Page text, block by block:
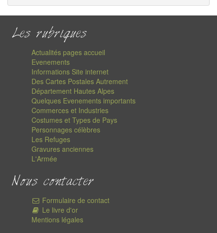
Les rubriques
Actualités pages accueil
Evenements
Informations Site internet
Des Cartes Postales Autrement
Département Hautes Alpes
Quelques Evenements importants
Commerces et Industries
Costumes et Types de Pays
Personnages célèbres
Les Refuges
Gravures anciennes
L'Armée
Nous contacter
Formulaire de contact
Le livre d'or
Mentions légales